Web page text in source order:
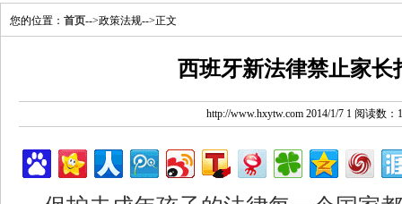
您的位置： 首页-->政策法规-->正文
西班牙新法律禁止家长
http://www.hxytw.com 2014/1/7 1 阅读数：